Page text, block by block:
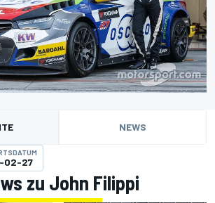
NEWS
02-27
zu John Filippi